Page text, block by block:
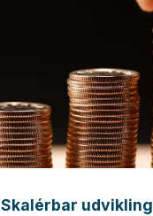
Læs mere
Skalérbar udvikling